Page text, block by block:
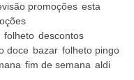
promoções esta
folheto descontos
doce bazar folheto pingo
fim de semana aldi